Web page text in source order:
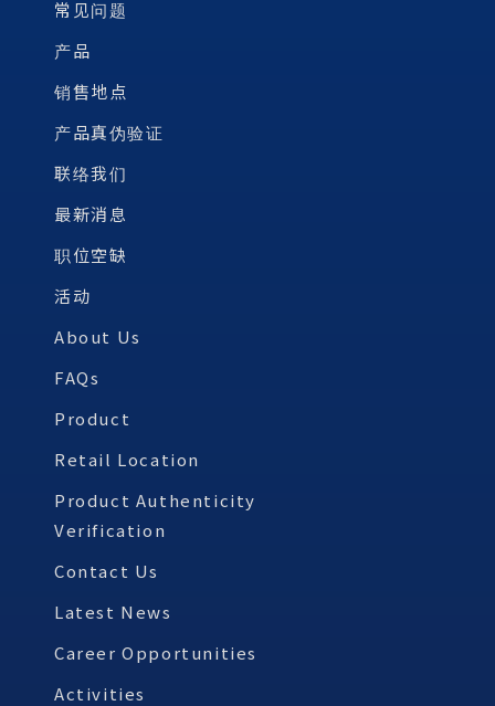
常见问题
产品
销售地点
产品真伪验证
联络我们
最新消息
职位空缺
活动
About Us
FAQs
Product
Retail Location
Product Authenticity
Verification
Contact Us
Latest News
Career Opportunities
Activities